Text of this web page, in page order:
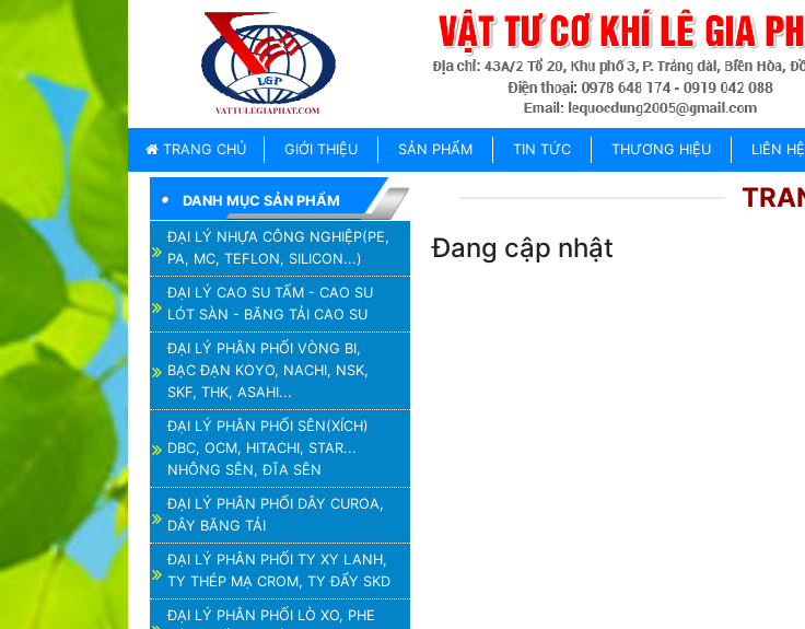
TRANG CHỦ GIỚI THIỆU SẢN PHẨM TIN TỨC THƯƠNG HIỆU LIÊN HỆ
TRANG
CHỦ
SẢN
PHẨM
THƯƠNG
TỨC
DANH MỤC SẢN PHẨM
ĐẠI LÝ NHỰA CÔNG NGHIỆP(PE,
PA, MC, TEFLON, SILICON...)
ĐẠI LÝ CAO SU TẤM - CAO SU
LÓT SÀN - BĂNG TẢI CAO SU
ĐẠI LÝ PHÂN PHỐI VÒNG BI,
BẠC ĐẠN KOYO, NACHI, NSK,
SKF, THK, ASAHI...
ĐẠI LÝ PHÂN PHỐI SÊN(XÍCH)
DBC, OCM, HITACHI, STAR...
NHÔNG SÊN, ĐĨA SÊN
ĐẠI LÝ PHÂN PHỐI DÂY CUROA,
DÂY BĂNG TẢI
ĐẠI LÝ PHÂN PHỐI TY XY LANH,
TY THÉP MẠ CROM, TY ĐẨY SKD
ĐẠI LÝ PHÂN PHỐI LÒ XO, PHE
Đang cập nhật